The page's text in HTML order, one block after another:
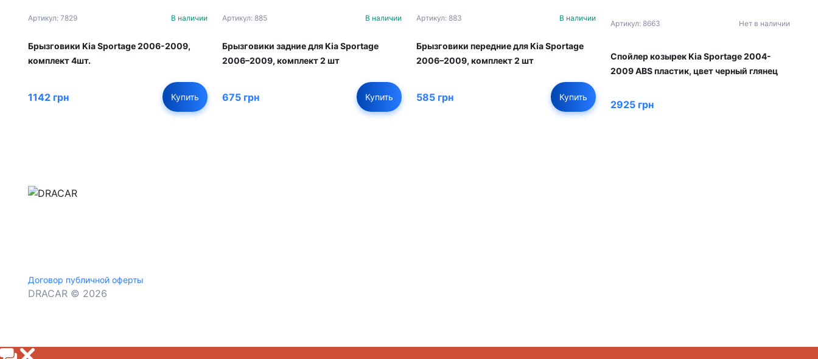
Артикул: 7829 В наличии
Брызговики Kia Sportage 2006-2009,
комплект 4шт.
1142 грн Купить
Артикул: 885 В наличии
Брызговики задние для Kia Sportage
2006–2009, комплект 2 шт
675 грн Купить
Артикул: 883 В наличии
Брызговики передние для Kia Sportage
2006–2009, комплект 2 шт
585 грн Купить
Артикул: 8663 Нет в наличии
Спойлер козырек Kia Sportage 2004-
2009 ABS пластик, цвет черный глянец
2925 грн
Договор публичной оферты
DRACAR © 2026